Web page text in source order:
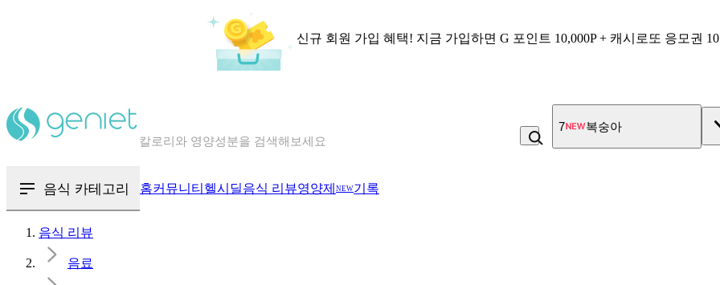
신규 회원 가입 혜택! 지금 가입하면 G 포인트 10,000P + 캐시로또 응모권
혈당 · 다이어트 음식 검색해보세요
7 복숭아
음식 카테고리 홈커뮤니티 헬시딜음식 리뷰영양제 NEW기록
음식 리뷰
음료